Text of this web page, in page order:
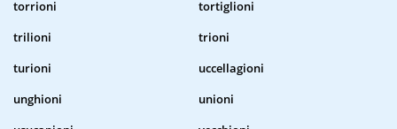
torrioni
tortiglioni
trilioni
trioni
turioni
uccellagioni
unghioni
unioni